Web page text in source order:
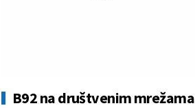
B92 na društvenim mrežama